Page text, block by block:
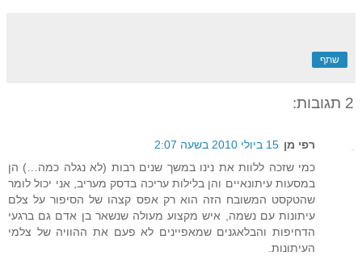
שתף
2 תגובות:
רפי מן 15 ביולי 2010 בשעה 2:07
כמי שזכה ללוות את נינו במשך שנים רבות (לא נגלה כמה…) הן
במסעות עיתונאיים והן בלילות עריכה בדסק מעריב, אני יכול לומר
שהטקסט המשובח הזה הוא רק אפס קצהו של הסיפור על צלם
עיתונות עם נשמה, איש מקצוע מעולה שנשאר בן אדם גם ברגעי
הדחיפות והבלאגנים שמאפיינים לא פעם את ההוויה של צלמי
העיתונות.